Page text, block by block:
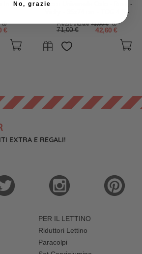
In Vita
€
Sacco Universale Oslo - Rosa -
Vichy - 35x74 cm - TOG 4,5 -
Ovetto/Navicella e Gruppo 0
Prezzo iniziale71,00 €
71,00 € 42,60 €
EXTRA E REGALI!
PER IL LETTINO
Riduttori Lettino
Paracolpi
No, grazie